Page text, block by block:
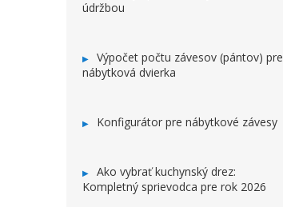
údržbou
Výpočet počtu závesov (pántov) pre
nábytková dvierka
Konfigurátor pre nábytkové závesy
Ako vybrať kuchynský drez:
Kompletný sprievodca pre rok 2026